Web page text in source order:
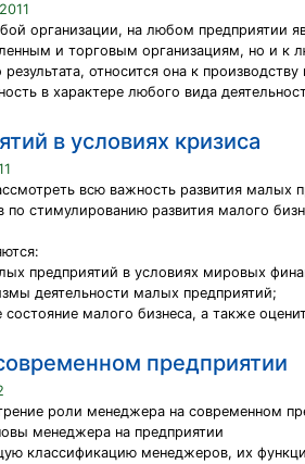
организации, на любом предприятии
и торговым организациям, но и к
относится она к
в характере любого вида
в условиях кризиса
всю важность развития малых
по стимулированию развития малого
предприятий в условиях мировых
деятельности малых предприятий;
состояние малого бизнеса, а также
предприятии
роли менеджера на современном
менеджера на предприятии
классификацию менеджеров, их